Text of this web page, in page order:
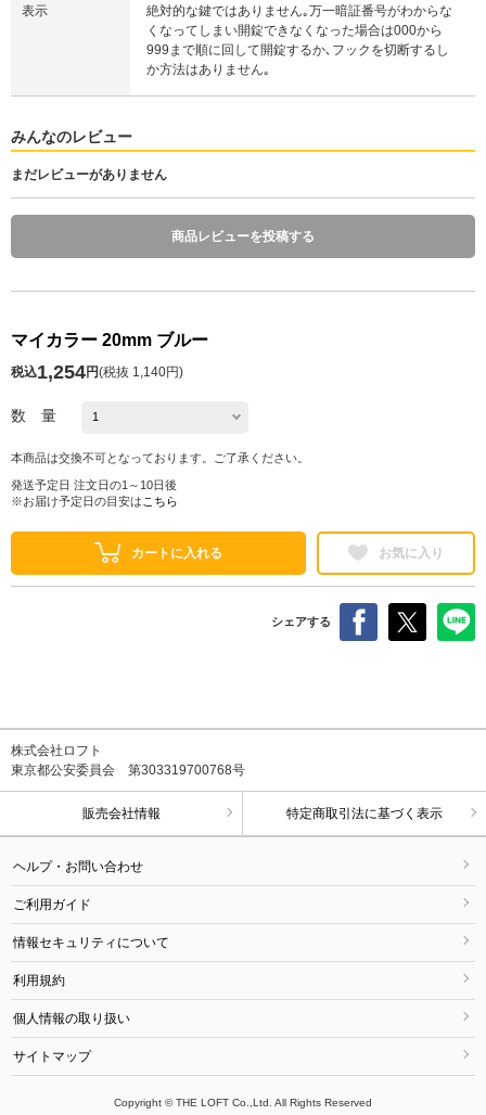
表示
絶対的な鍵ではありません｡万一暗証番号がわからな
くなってしまい開錠できなくなった場合は000から
999まで順に回して開錠するか､フックを切断するし
か方法はありません｡
みんなのレビュー
まだレビューがありません
商品レビューを投稿する
マイカラー 20mm ブルー
税込1,254円(税抜 1,140円)
数 量
本商品は交換不可となっております。ご了承ください。
発送予定日 注文日の1～10日後
※お届け予定日の目安は こちら
カートに入れる お気に入り
シェアする
株式会社ロフト
東京都公安委員会 第303319700768号
販売会社情報 特定商取引法に基づく表示
ヘルプ・お問い合わせ
ご利用ガイド
情報セキュリティについて
利用規約
個人情報の取り扱い
サイトマップ
Copyright © THE LOFT Co.,Ltd. All Rights Reserved